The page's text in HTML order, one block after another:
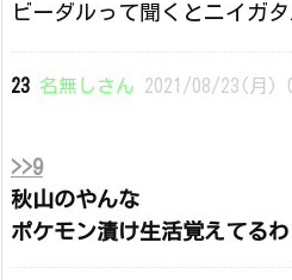
ビーダルって聞くとニイガ
23 名無しさん 2021/08/23(月)
>>9
秋山のやんな
ポケモン漬け生活覚えてるわ